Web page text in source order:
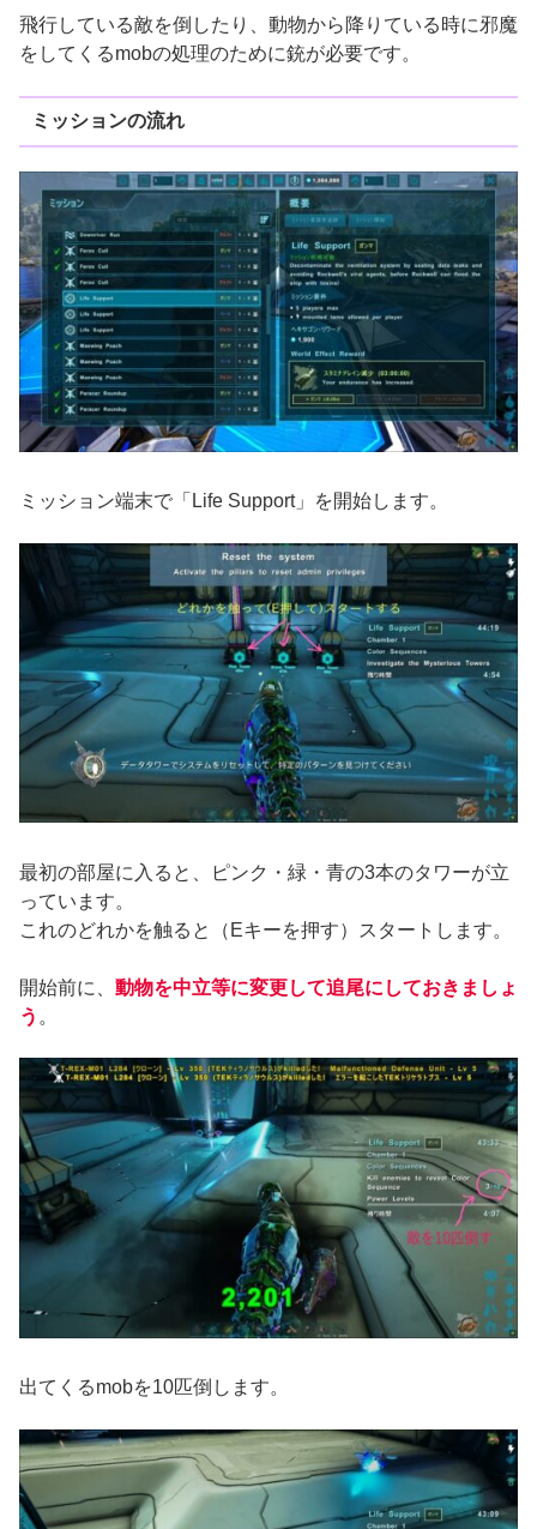
飛行している敵を倒したり、動物から降りている時に邪魔
をしてくるmobの処理のために銃が必要です。
ミッションの流れ
ミッション端末で「Life Support」を開始します。
最初の部屋に入ると、ピンク・緑・青の3本のタワーが立
っています。
これのどれかを触ると（Eキーを押す）スタートします。
開始前に、 動物を中立等に変更して追尾にしておきましょ
う 。
出てくるmobを10匹倒します。